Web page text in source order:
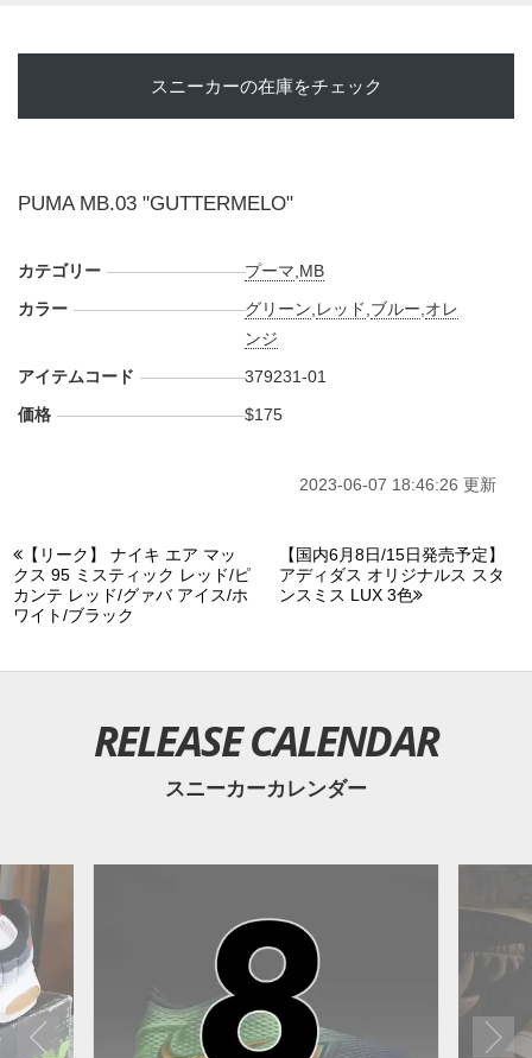
スニーカーの在庫をチェック
PUMA MB.03 "GUTTERMELO"
カテゴリー プーマ MB
カラー
グリーン レッド ブルー オレ
ンジ
アイテムコード
379231-01
価格
$175
2023-06-07 18:46:26 更新
【リーク】 ナイキ エア マッ
クス 95 ミスティック レッド/ピ
カンテ レッド/グァバ アイス/ホ
ワイト/ブラック
【国内6月8日/15日発売予定】
アディダス オリジナルス スタ
ンスミス LUX 3色
RELEASE CALENDAR
スニーカーカレンダー